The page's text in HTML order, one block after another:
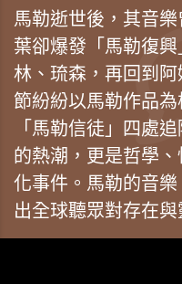
馬勒逝世後，其音
葉卻爆發「馬勒復
林、琉森，再回到
節紛紛以馬勒作品
「馬勒信徒」四處
的熱潮，更是哲學
化事件。馬勒的音
出全球聽眾對存在與